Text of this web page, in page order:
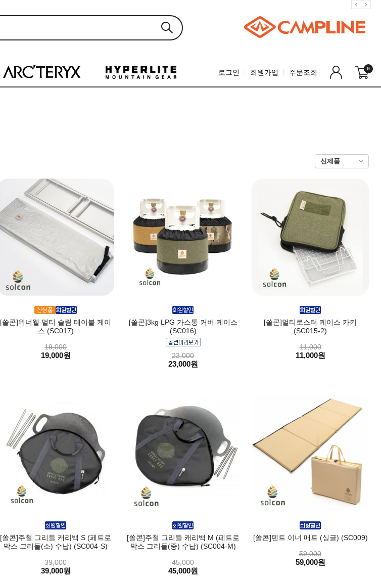
로그인 회원가입 주문조회 0
[쏠콘]위너웰 멀티 슬림 테이블 케이
스 (SC017)
19,000
19,000원
[쏠콘]3kg LPG 가스통 커버 케이스
(SC016)
23,000
23,000원
[쏠콘]멀티로스터 케이스 카키
(SC015-2)
11,000
11,000원
[쏠콘]주철 그리들 캐리백 S (페트로
막스 그리들(소) 수납) (SC004-S)
39,000
39,000원
[쏠콘]주철 그리들 캐리백 M (페트로
막스 그리들(중) 수납) (SC004-M)
45,000
45,000원
[쏠콘]텐트 이너 매트 (싱글) (SC009)
59,000
59,000원